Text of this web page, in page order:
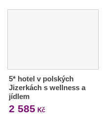
5* hotel v polských
Jizerkách s wellness a
jídlem
2 585 Kč